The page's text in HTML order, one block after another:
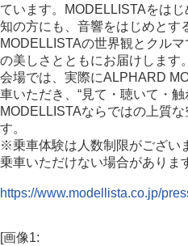
ています。MODELLISTAをは
知の方にも、音響をはじめとす
MODELLISTAの世界観とクル
の美しさとともにお届けします。
会場では、実際にALPHARD
車いただき、“見て・聴いて・触
MODELLISTAならではの上質
す。
※乗車体験は人数制限がござい
乗車いただけない場合がありま
https://www.modellista.co.jp/
[画像1: